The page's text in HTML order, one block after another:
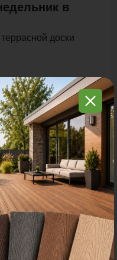
в
доски
нашей